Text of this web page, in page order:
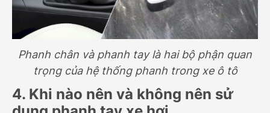
Phanh chân và phanh tay là hai bộ phận quan
trọng của hệ thống phanh trong xe ô tô
4. Khi nào nên và không nên sử